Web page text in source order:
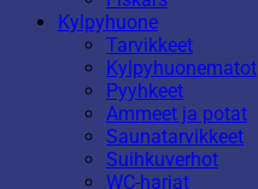
Kylpyhuone
Tarvikkeet
Kylpyhuonematot
Pyyhkeet
Ammeet ja potat
Saunatarvikkeet
Suihkuverhot
WC-harjat